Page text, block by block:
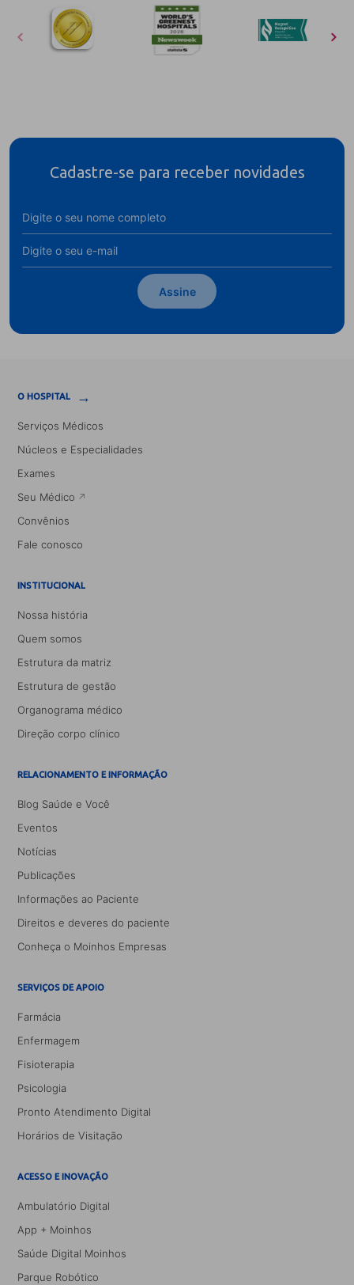
Cadastre-se para receber novidades
Assine
O HOSPITAL →
Serviços Médicos
Núcleos e Especialidades
Exames
Seu Médico
Convênios
Fale conosco
INSTITUCIONAL
Nossa história
Quem somos
Estrutura da matriz
Estrutura de gestão
Organograma médico
Direção corpo clínico
RELACIONAMENTO E INFORMAÇÃO
Blog Saúde e Você
Eventos
Notícias
Publicações
Informações ao Paciente
Direitos e deveres do paciente
Conheça o Moinhos Empresas
SERVIÇOS DE APOIO
Farmácia
Enfermagem
Fisioterapia
Psicologia
Pronto Atendimento Digital
Horários de Visitação
ACESSO E INOVAÇÃO
Ambulatório Digital
App + Moinhos
Saúde Digital Moinhos
Parque Robótico